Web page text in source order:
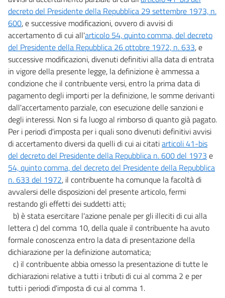
decreto del Presidente della Repubblica 29 settembre 1973, n.
600, e successive modificazioni, ovvero di avvisi di
accertamento di cui all'articolo 54, quinto comma, del decreto
del Presidente della Repubblica 26 ottobre 1972, n. 633, e
successive modificazioni, divenuti definitivi alla data di entrata
in vigore della presente legge, la definizione è ammessa a
condizione che il contribuente versi, entro la prima data di
pagamento degli importi per la definizione, le somme derivanti
dall'accertamento parziale, con esecuzione delle sanzioni e
degli interessi. Non si fa luogo al rimborso di quanto già pagato.
Per i periodi d'imposta per i quali sono divenuti definitivi avvisi
di accertamento diversi da quelli di cui ai citatiarticoli 41-bis
del decreto del Presidente della Repubblica n. 600 del 1973 e
54, quinto comma, del decreto del Presidente della Repubblica
n. 633 del 1972, il contribuente ha comunque la facoltà di
avvalersi delle disposizioni del presente articolo, fermi
restando gli effetti dei suddetti atti;
b) è stata esercitare l'azione penale per gli illeciti di cui alla
lettera c) del comma 10, della quale il contribuente ha avuto
formale conoscenza entro la data di presentazione della
dichiarazione per la definizione automatica;
c) il contribuente abbia omesso la presentazione di tutte le
dichiarazioni relative a tutti i tributi di cui al comma 2 e per
tutti i periodi d'imposta di cui al comma 1.